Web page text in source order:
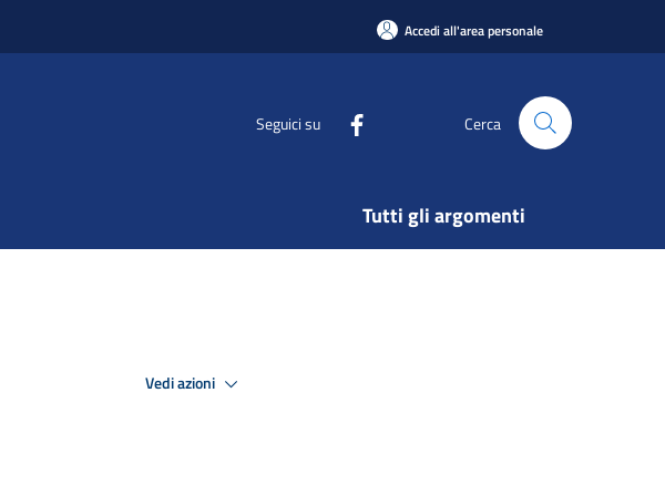
Accedi all'area personale
Seguici su Cerca
Tutti gli argomenti
Vedi azioni